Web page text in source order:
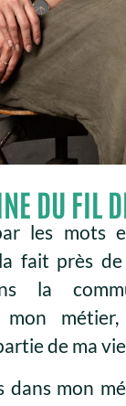
DU FIL
les mots
fait près
la
mon
de ma
dans mon